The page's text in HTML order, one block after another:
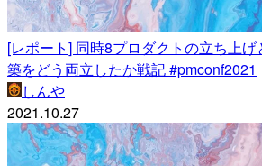
[レポート] 同時8プロダクトの立ち上
築をどう両立したか戦記 #pmconf2021
しんや
2021.10.27